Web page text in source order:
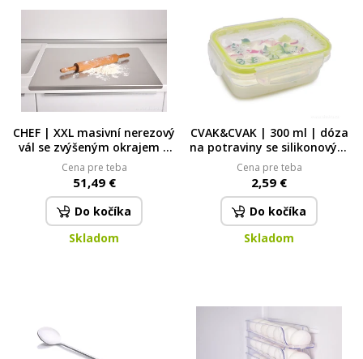
CHEF | XXL masivní nerezový
vál se zvýšeným okrajem |
60 × 50 cm 60 x 50 cm
Cena pre teba
51,49 €
Do kočíka
Skladom
CVAK&CVAK | 300 ml | dóza
na potraviny se silikonovým
těsněním
Cena pre teba
2,59 €
Do kočíka
Skladom